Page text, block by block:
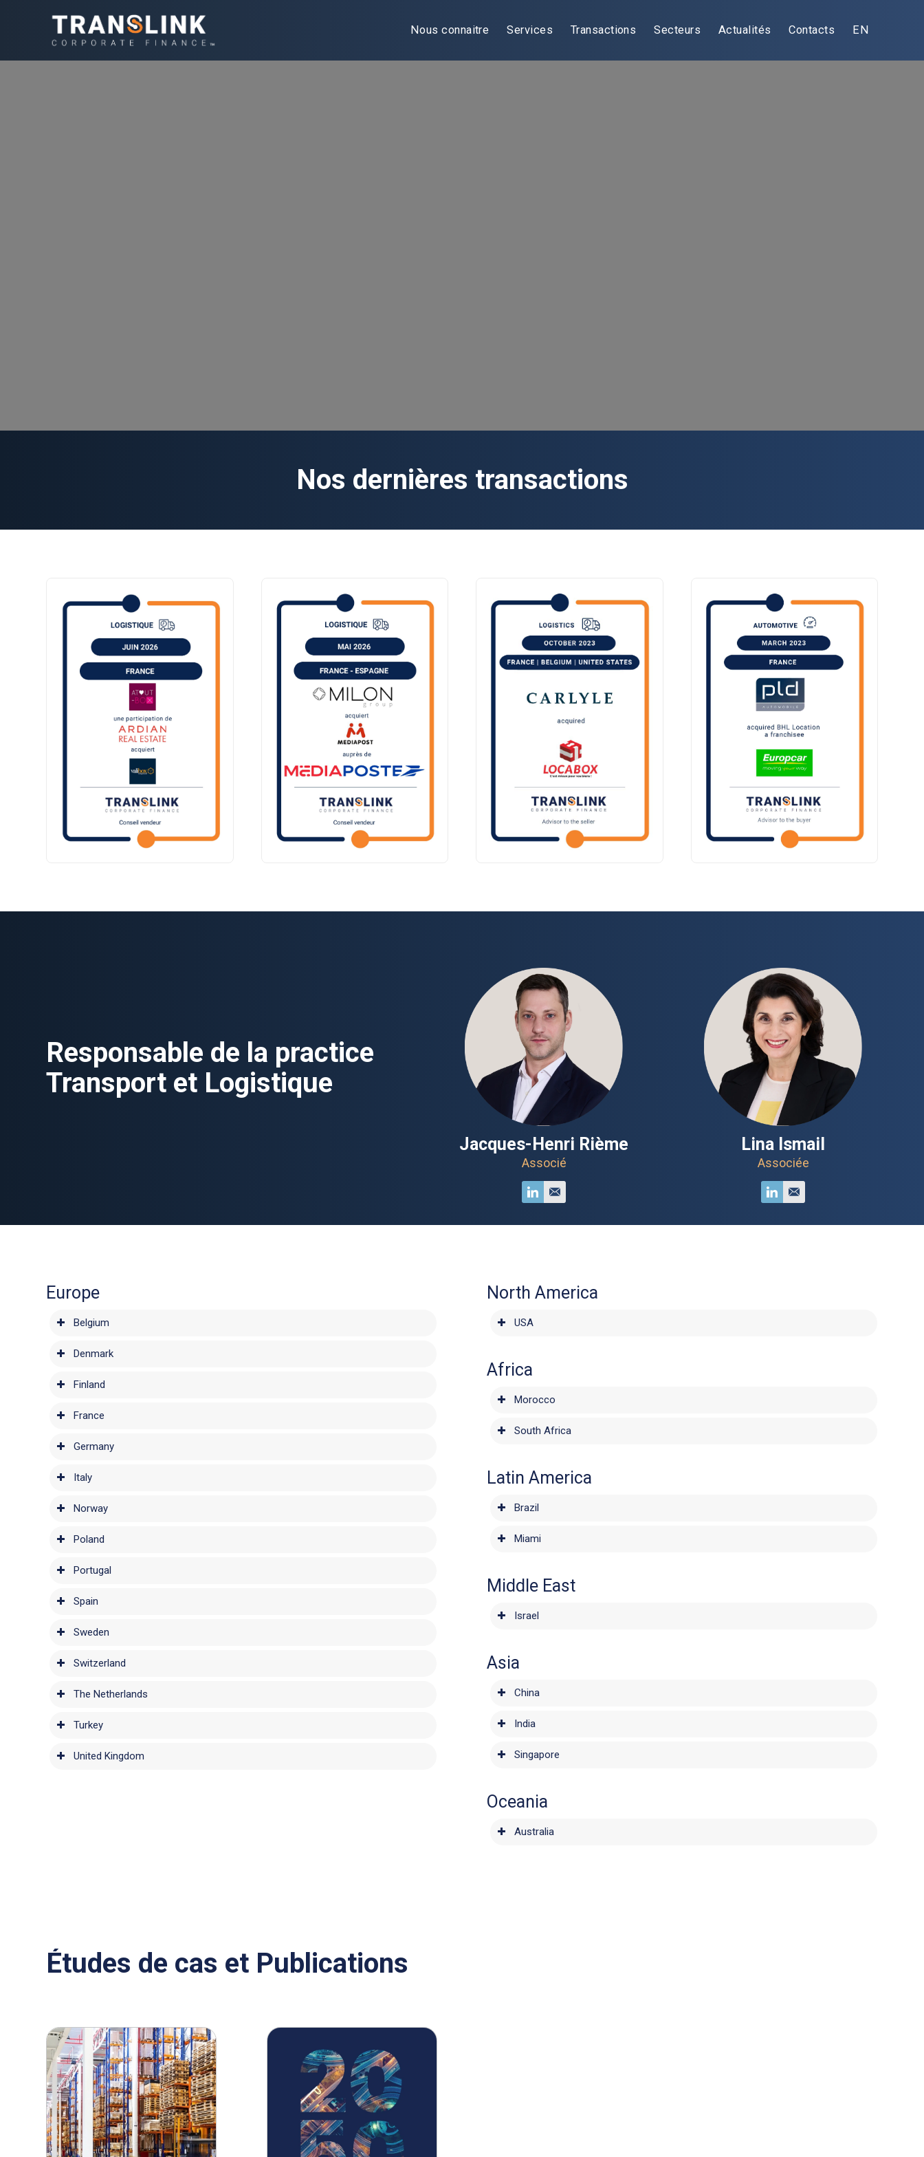
Nous connaitre Services Transactions Secteurs Actualités Contacts EN
Nos dernières transactions
Responsable de la practice
Transport et Logistique
Jacques-Henri Rième
Associé
Lina Ismail
Associée
Europe
Belgium
Denmark
Finland
France
Germany
Italy
Norway
Poland
Portugal
Spain
Sweden
Switzerland
The Netherlands
Turkey
United Kingdom
North America
USA
Africa
Morocco
South Africa
Latin America
Brazil
Miami
Middle East
Israel
Asia
China
India
Singapore
Oceania
Australia
Études de cas et Publications